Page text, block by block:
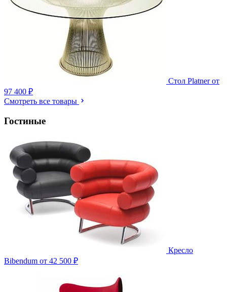
Стол Platner от
97 400 ₽
Смотреть все товары
Гостиные
Кресло
Bibendum от 42 500 ₽